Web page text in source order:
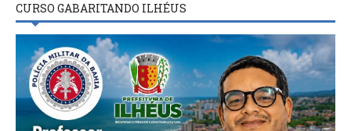
CURSO GABARITANDO ILHÉUS